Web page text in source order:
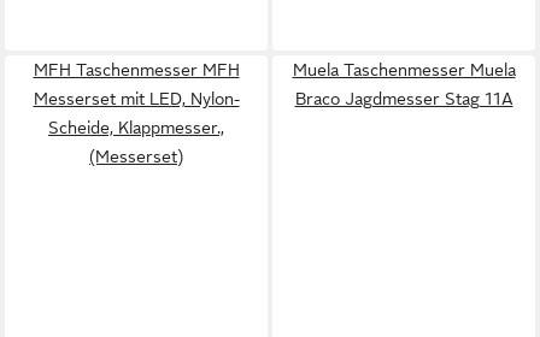
MFH Taschenmesser MFH
Messerset mit LED, Nylon-
Scheide, Klappmesser.,
(Messerset)
Muela Taschenmesser Muela
Braco Jagdmesser Stag 11A